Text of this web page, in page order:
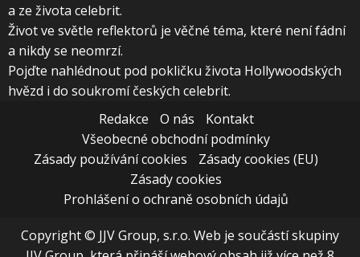
a ze života celebrit.
Život ve světle reflektorů je věčné téma, které není fádní
a nikdy se neomrzí.
Pojďte nahlédnout pod pokličku života Hollywoodských
hvězd i do soukromí českých celebrit.
Redakce
O nás
Kontakt
Všeobecné obchodní podmínky
Zásady používání cookies
Zásady cookies (EU)
Zásady cookies
Prohlášení o ochraně osobních údajů
Copyright © JJV Group, s.r.o. Web je součástí skupiny